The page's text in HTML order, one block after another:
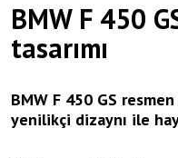
BMW F 450
tasarımı
BMW F 450 GS
yenilikçi dizaynı ile